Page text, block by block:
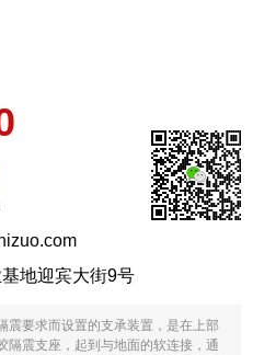
地迎宾大街9号
震要求而设置的支承装置，是在上部
隔震支座，起到与地面的软连接，通